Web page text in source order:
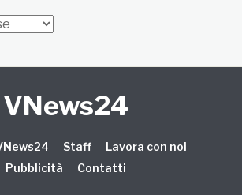
VNews24
Staff
Lavora con noi
Pubblicità
Contatti